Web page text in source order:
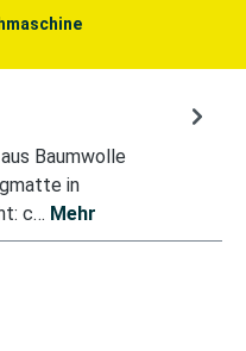
Baumwolle
in
c… Mehr